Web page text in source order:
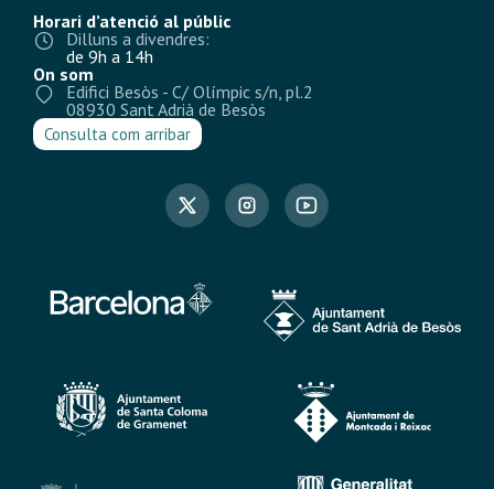
Horari d’atenció al públic
Dilluns a divendres:
de 9h a 14h
On som
Edifici Besòs - C/ Olímpic s/n, pl.2
08930 Sant Adrià de Besòs
Consulta com arribar